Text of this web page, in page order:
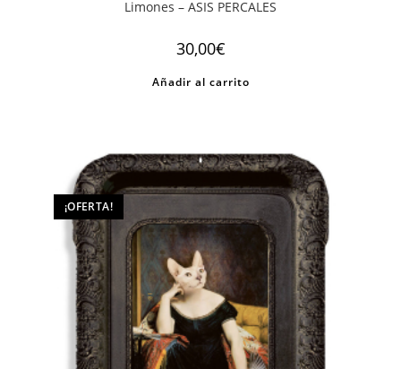
Limones – ASIS PERCALES
30,00€
Añadir al carrito
¡OFERTA!